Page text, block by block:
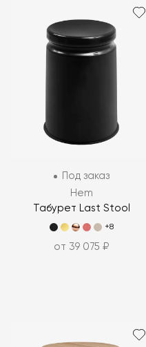
Под заказ
Hem
Табурет Last Stool
+8
от 39 075 ₽